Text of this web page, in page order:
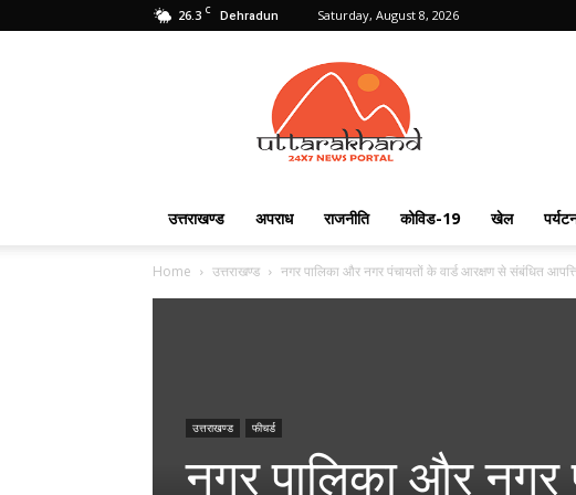
26.3 C Dehradun Saturday, August 8, 2026
Uttarakhand
24X7
उत्तराखण्ड अपराध राजनीति कोविड-19 खेल
Home उत्तराखण्ड नगर पालिका और नगर पंचायतों के वार्ड आरक्षण से संबंधित
उत्तराखण्ड फीचर्ड
नगर पालिका और नगर